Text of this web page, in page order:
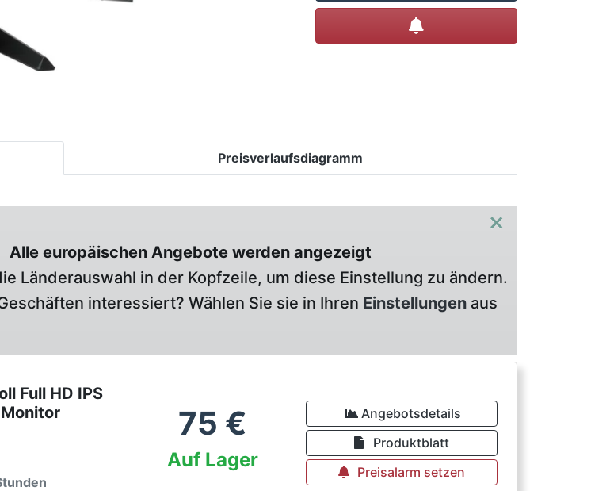
Preisverlaufsdiagramm
×
Alle europäischen Angebote werden angezeigt
Länderauswahl in der Kopfzeile, um diese Einstellung zu ändern.
interessiert? Wählen Sie sie in Ihren Einstellungen aus
Full HD IPS
75 €
Auf Lager
Angebotsdetails
Produktblatt
Preisalarm setzen